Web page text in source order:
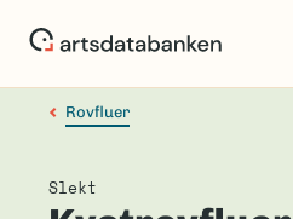
Rovfluer
Slekt